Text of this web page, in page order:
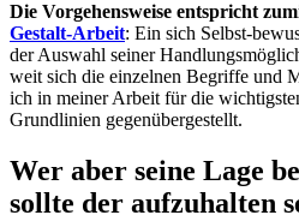
Die Vorgehensweise entspricht
Gestalt-Arbeit: Ein sich Selbst-
der Auswahl seiner
weit sich die einzelnen Begriffe und
ich in meiner Arbeit für die
Grundlinien gegenübergestellt.
Wer aber seine Lage
sollte der aufzuhalten